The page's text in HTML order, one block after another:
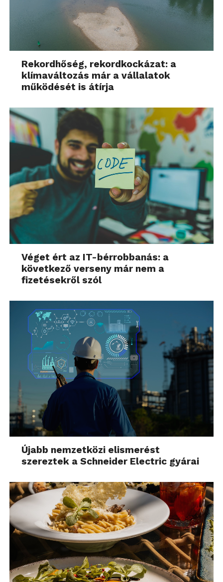
Rekordhőség, rekordkockázat: a
klímaváltozás már a vállalatok
működését is átírja
Véget ért az IT-bérrobbanás: a
következő verseny már nem a
fizetésekről szól
Újabb nemzetközi elismerést
szereztek a Schneider Electric gyárai